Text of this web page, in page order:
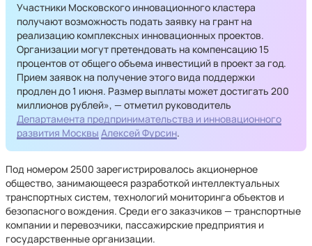
Участники Московского инновационного кластера
получают возможность подать заявку на грант на
реализацию комплексных инновационных проектов.
Организации могут претендовать на компенсацию 15
процентов от общего объема инвестиций в проект за год.
Прием заявок на получение этого вида поддержки
продлен до 1 июня. Размер выплаты может достигать 200
миллионов рублей», — отметил руководитель
Департамента предпринимательства и инновационного
развития Москвы Алексей Фурсин.
Под номером 2500 зарегистрировалось акционерное
общество, занимающееся разработкой интеллектуальных
транспортных систем, технологий мониторинга объектов и
безопасного вождения. Среди его заказчиков — транспортные
компании и перевозчики, пассажирские предприятия и
государственные организации.